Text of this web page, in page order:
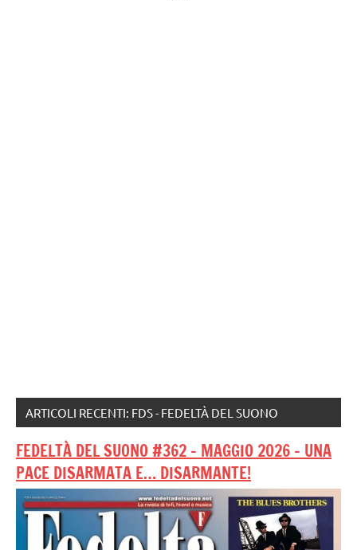
ARTICOLI RECENTI: FDS - FEDELTÀ DEL SUONO
FEDELTÀ DEL SUONO #362 – MAGGIO 2026 – UNA
PACE DISARMATA E… DISARMANTE!